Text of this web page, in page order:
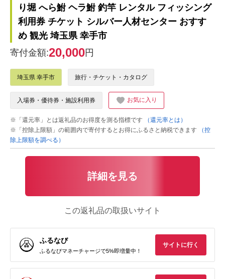
り堀 へら鮒 ヘラ鮒 釣竿 レンタル フィッシング
利用券 チケット シルバー人材センター おすす
め 観光 埼玉県 幸手市
寄付金額:20,000円
埼玉県 幸手市 旅行・チケット・カタログ
入場券・優待券・施設利用券 お気に入り
※「還元率」とは返礼品のお得度を測る指標です
（還元率とは）
※「控除上限額」の範囲内で寄付するとお得にふるさと納税できます
（控
除上限額を調べる）
詳細を見る
この返礼品の取扱いサイト
ふるなび
ふるなびマネーチャージで5%即増量中！
サイトに行く